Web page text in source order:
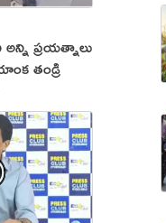
ప్రయత్నాలు
తండ్రి